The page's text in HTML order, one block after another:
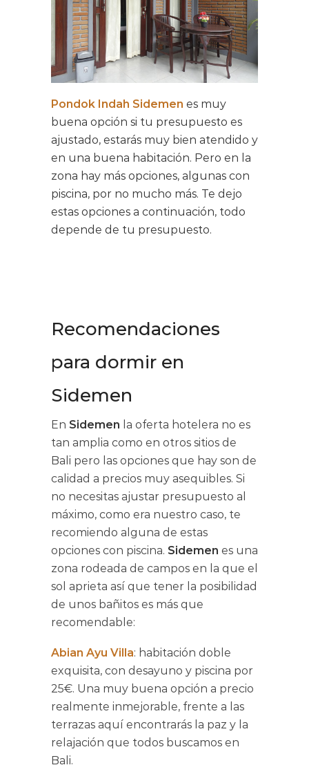
Pondok Indah Sidemen es muy
buena opción si tu presupuesto es
ajustado, estarás muy bien atendido y
en una buena habitación. Pero en la
zona hay más opciones, algunas con
piscina, por no mucho más. Te dejo
estas opciones a continuación, todo
depende de tu presupuesto.
Recomendaciones
para dormir en
Sidemen
En Sidemen la oferta hotelera no es
tan amplia como en otros sitios de
Bali pero las opciones que hay son de
calidad a precios muy asequibles. Si
no necesitas ajustar presupuesto al
máximo, como era nuestro caso, te
recomiendo alguna de estas
opciones con piscina. Sidemen es una
zona rodeada de campos en la que el
sol aprieta así que tener la posibilidad
de unos bañitos es más que
recomendable:
Abian Ayu Villa: habitación doble
exquisita, con desayuno y piscina por
25€. Una muy buena opción a precio
realmente inmejorable, frente a las
terrazas aquí encontrarás la paz y la
relajación que todos buscamos en
Bali.